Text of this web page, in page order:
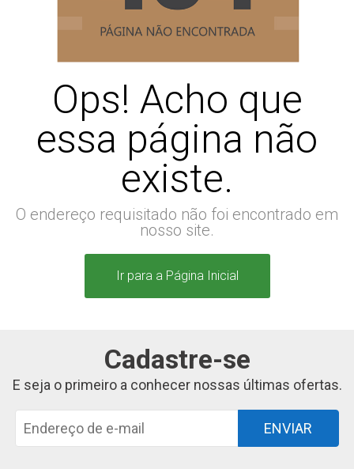
Ops! Acho que
essa página não
existe.
O endereço requisitado não foi encontrado em
nosso site.
Ir para a Página Inicial
Cadastre-se
E seja o primeiro a conhecer nossas últimas ofertas.
ENVIAR